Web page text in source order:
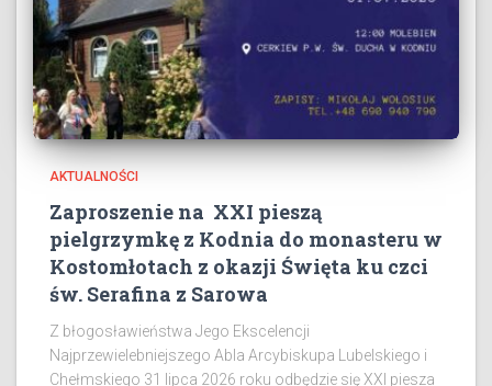
AKTUALNOŚCI
Zaproszenie na XXI pieszą
pielgrzymkę z Kodnia do monasteru w
Kostomłotach z okazji Święta ku czci
św. Serafina z Sarowa
Z błogosławieństwa Jego Ekscelencji
Najprzewielebniejszego Abla Arcybiskupa Lubelskiego i
Chełmskiego 31 lipca 2026 roku odbędzie się XXI piesza